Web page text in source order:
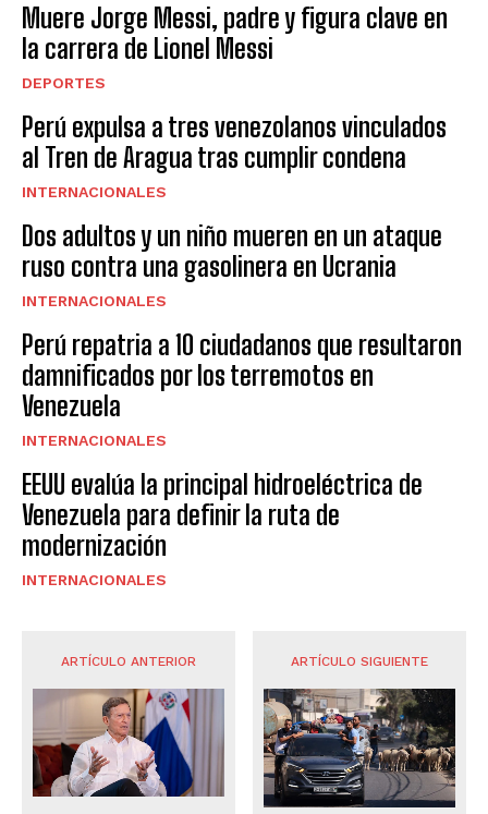
Muere Jorge Messi, padre y figura clave en
la carrera de Lionel Messi
DEPORTES
Perú expulsa a tres venezolanos vinculados
al Tren de Aragua tras cumplir condena
INTERNACIONALES
Dos adultos y un niño mueren en un ataque
ruso contra una gasolinera en Ucrania
INTERNACIONALES
Perú repatria a 10 ciudadanos que resultaron
damnificados por los terremotos en
Venezuela
INTERNACIONALES
EEUU evalúa la principal hidroeléctrica de
Venezuela para definir la ruta de
modernización
INTERNACIONALES
ARTÍCULO ANTERIOR ARTÍCULO SIGUIENTE